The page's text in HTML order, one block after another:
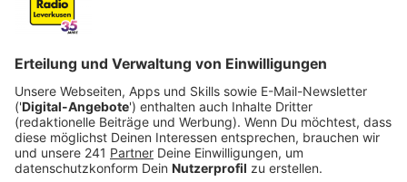
Veröffentlicht:
Anzeige
Zwei Polizistinnen aus Köln und Hagen (32 und 37
Jahre alt) stehen in Hagen vor dem Landgericht -